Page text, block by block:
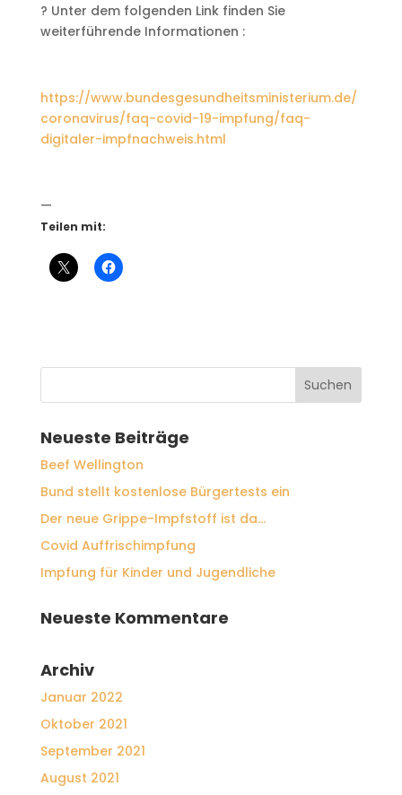
? Unter dem folgenden Link finden Sie
weiterführende Informationen :
https://www.bundesgesundheitsministerium.de/
coronavirus/faq-covid-19-impfung/faq-
digitaler-impfnachweis.html
—
Teilen mit:
Neueste Beiträge
Beef Wellington
Bund stellt kostenlose Bürgertests ein
Der neue Grippe-Impfstoff ist da…
Covid Auffrischimpfung
Impfung für Kinder und Jugendliche
Neueste Kommentare
Archiv
Januar 2022
Oktober 2021
September 2021
August 2021